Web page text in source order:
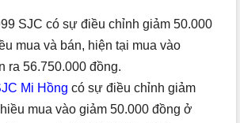
SJC có sự điều chỉnh giảm 50.000
mua và bán, hiện tại mua vào
ra 56.750.000 đồng.
Mi Hồng có sự điều chỉnh giảm
mua vào giảm 50.000 đồng ở